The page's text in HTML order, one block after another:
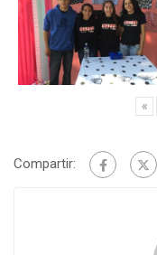
«
Compartir: